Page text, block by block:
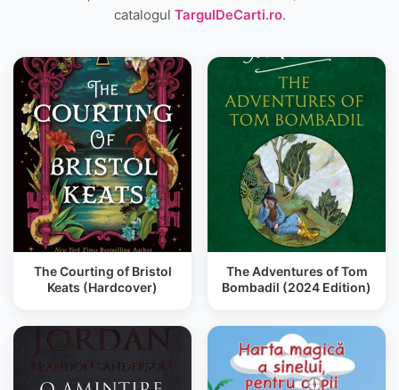
catalogul TargulDeCarti.ro.
The Courting of Bristol
Keats (Hardcover)
The Adventures of Tom
Bombadil (2024 Edition)